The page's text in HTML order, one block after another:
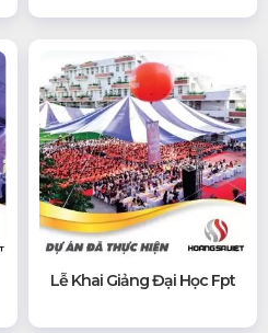
Lễ Khai Giảng Đại Học Fpt